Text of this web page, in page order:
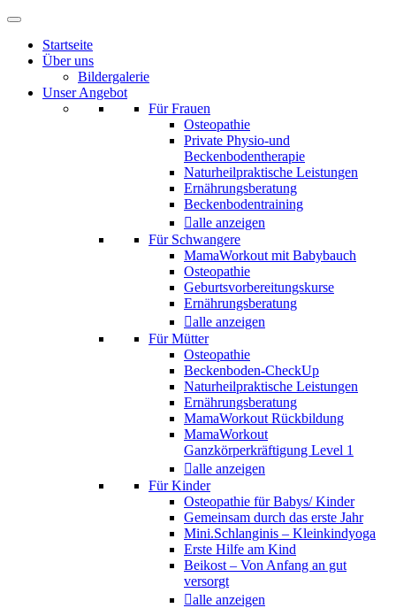
Startseite
Über uns
Bildergalerie
Unser Angebot
Für Frauen
Osteopathie
Private Physio-und
Beckenbodentherapie
Naturheilpraktische Leistungen
Ernährungsberatung
Beckenbodentraining
alle anzeigen
Für Schwangere
MamaWorkout mit Babybauch
Osteopathie
Geburtsvorbereitungskurse
Ernährungsberatung
alle anzeigen
Für Mütter
Osteopathie
Beckenboden-CheckUp
Naturheilpraktische Leistungen
Ernährungsberatung
MamaWorkout Rückbildung
MamaWorkout
Ganzkörperkräftigung Level 1
alle anzeigen
Für Kinder
Osteopathie für Babys/ Kinder
Gemeinsam durch das erste Jahr
Mini.Schlanginis – Kleinkindyoga
Erste Hilfe am Kind
Beikost – Von Anfang an gut
versorgt
alle anzeigen